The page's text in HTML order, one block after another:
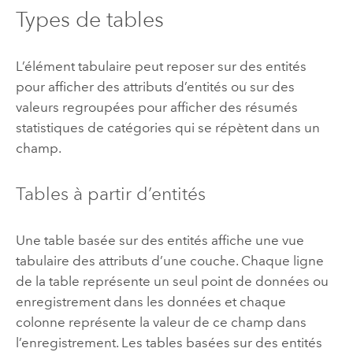
Types de tables
L’élément tabulaire peut reposer sur des entités
pour afficher des attributs d’entités ou sur des
valeurs regroupées pour afficher des résumés
statistiques de catégories qui se répètent dans un
champ.
Tables à partir d’entités
Une table basée sur des entités affiche une vue
tabulaire des attributs d’une couche. Chaque ligne
de la table représente un seul point de données ou
enregistrement dans les données et chaque
colonne représente la valeur de ce champ dans
l’enregistrement. Les tables basées sur des entités